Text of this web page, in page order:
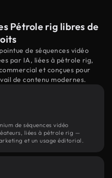
Pétrole rig libres de
de séquences vidéo
par IA, liées à pétrole rig,
et conçues pour
de contenu modernes.
de séquences vidéo
liées à pétrole rig —
et un usage éditorial.